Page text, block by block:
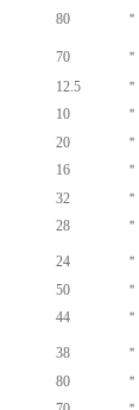
80 ＂
70 ＂
12.5 ＂
10 ＂
20 ＂
16 ＂
32 ＂
28 ＂
24 ＂
50 ＂
44 ＂
38 ＂
80 ＂